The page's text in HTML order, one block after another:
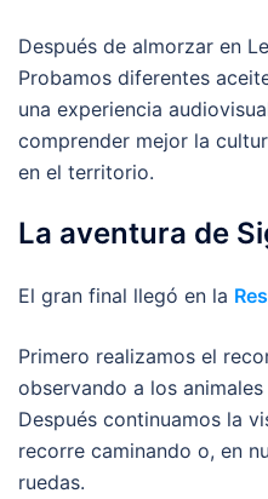
Después de almorzar en
Probamos diferentes
una experiencia
comprender mejor la
en el territorio.
La aventura de
El gran final llegó en la
Primero realizamos el
observando a los
Después continuamos la
recorre caminando o, en
ruedas.